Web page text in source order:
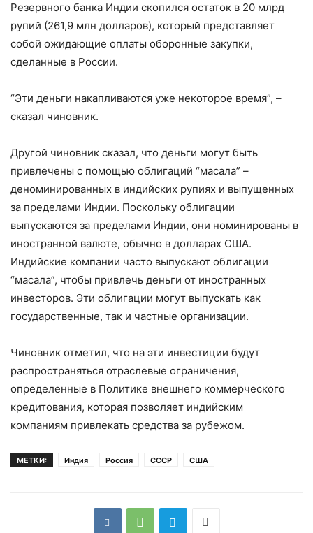
Резервного банка Индии скопился остаток в 20 млрд
рупий (261,9 млн долларов), который представляет
собой ожидающие оплаты оборонные закупки,
сделанные в России.
“Эти деньги накапливаются уже некоторое время”, –
сказал чиновник.
Другой чиновник сказал, что деньги могут быть
привлечены с помощью облигаций “масала” –
деноминированных в индийских рупиях и выпущенных
за пределами Индии. Поскольку облигации
выпускаются за пределами Индии, они номинированы в
иностранной валюте, обычно в долларах США.
Индийские компании часто выпускают облигации
“масала”, чтобы привлечь деньги от иностранных
инвесторов. Эти облигации могут выпускать как
государственные, так и частные организации.
Чиновник отметил, что на эти инвестиции будут
распространяться отраслевые ограничения,
определенные в Политике внешнего коммерческого
кредитования, которая позволяет индийским
компаниям привлекать средства за рубежом.
МЕТКИ: Индия Россия СССР США